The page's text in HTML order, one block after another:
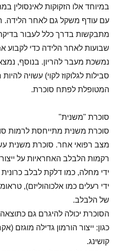
במיוחד אלו הזקוקות לאינסולין
עם עודף משקל גם לאחר הלידה.
מתבקשות בדרך כלל לעבור
שבועות לאחר הלידה כדי לקבוע
נמשכת מעבר להריון. בנוסף,
סבילות לגלוקוז לקוי) עשויה
המטופלת לפתח סוכרת.
סוכרת "משנית"
סוכרת משנית מתייחסת לרמות
מצב רפואי אחר. סוכרת משנית
רקמות הלבלב האחראיות על ייצור
ידי מחלה, כמו דלקת לבלב
ידי רעלים כמו אלכוהוליזם),
של הלבלב.
הסוכרת יכולה להיגרם גם
כגון: ייצור הורמון גדילה מוגזם
קושינג.